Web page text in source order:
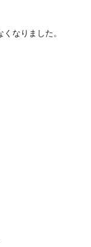
なりました。